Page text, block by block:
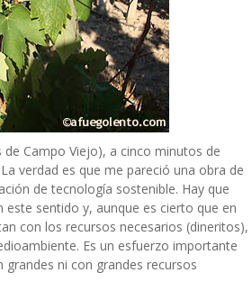
Campo Viejo), a cinco minutos de
verdad es que me pareció una obra de
de tecnología sostenible. Hay que
sentido y, aunque es cierto que en
con los recursos necesarios (dineritos),
Es un esfuerzo importante
ni con grandes recursos